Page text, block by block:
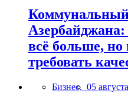
всё больше, но
требовать
Бизнес, 05